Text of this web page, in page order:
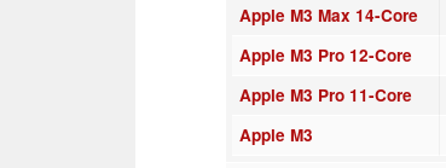
Apple M3 Max 14-Core
Apple M3 Pro 12-Core
Apple M3 Pro 11-Core
Apple M3